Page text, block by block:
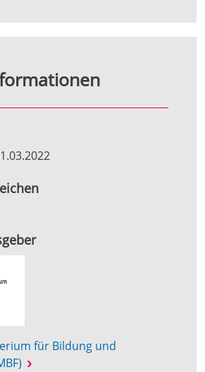
für Bildung und